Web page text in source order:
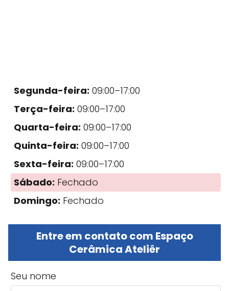
Segunda-feira: 09:00–17:00
Terça-feira: 09:00–17:00
Quarta-feira: 09:00–17:00
Quinta-feira: 09:00–17:00
Sexta-feira: 09:00–17:00
Sábado: Fechado
Domingo: Fechado
Entre em contato com Espaço
Cerâmica Ateliêr
Seu nome